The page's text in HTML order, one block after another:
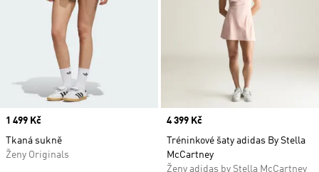
Price
1 499 Kč
Tkaná sukně
Ženy Originals
Price
4 399 Kč
Tréninkové šaty adidas By Stella
McCartney
Ženy adidas by Stella McCartney